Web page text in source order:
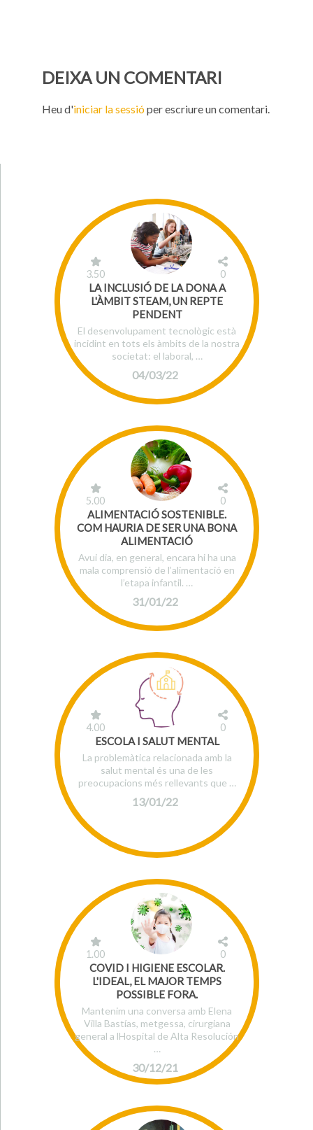
DEIXA UN COMENTARI
Heu d'iniciar la sessióper escriure un comentari.
04/03/22
3.50 0
LA INCLUSIÓ DE LA DONA A
L'ÀMBIT STEAM, UN REPTE
PENDENT
El desenvolupament tecnològic està
incidint en tots els àmbits de la nostra
societat: el laboral, …
31/01/22
5.00 0
ALIMENTACIÓ SOSTENIBLE.
COM HAURIA DE SER UNA BONA
ALIMENTACIÓ
Avui dia, en general, encara hi ha una
mala comprensió de l’alimentació en
l’etapa infantil. …
13/01/22
4.00 0
ESCOLA I SALUT MENTAL
La problemàtica relacionada amb la
salut mental és una de les
preocupacions més rellevants que …
30/12/21
1.00 0
COVID I HIGIENE ESCOLAR.
L'IDEAL, EL MAJOR TEMPS
POSSIBLE FORA.
Mantenim una conversa amb Elena
Villa Bastías, metgessa, cirurgiana
general a lHospital de Alta Resolución
…